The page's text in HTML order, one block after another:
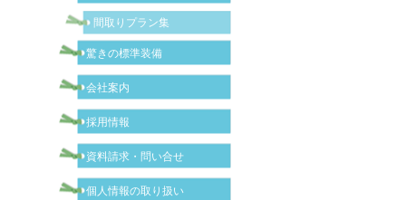
間取りプラン集
驚きの標準装備
会社案内
採用情報
資料請求・問い合せ
個人情報の取り扱い